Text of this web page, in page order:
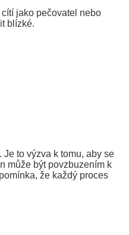
jako pečovatel nebo
blízké.
to výzva k tomu, aby se
může být povzbuzením k
že každý proces